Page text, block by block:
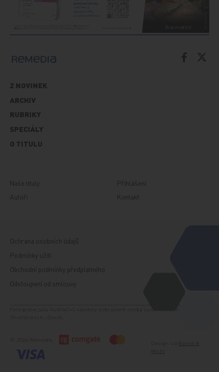
Z NOVINEK
ARCHIV
RUBRIKY
SPECIÁLY
O TITULU
Naše tituly
Autoři
Přihlášení
Kontakt
Ochrana osobních údajů
Podmínky užití
Obchodní podmínky předplatného
Odstoupení od smlouvy